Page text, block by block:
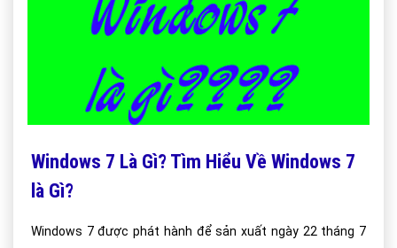
Windows 7 Là Gì? Tìm Hiểu Về Windows 7
là Gì?
Windows 7 được phát hành để sản xuất ngày 22 tháng 7